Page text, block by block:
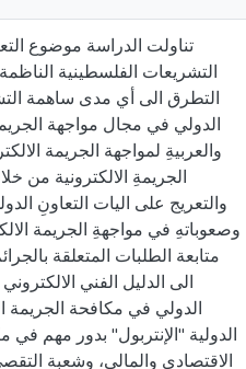
تناولت الدراسة موضوع
التشريعات الفلسطينية
التطرق الى أي مدى ساهمة
الدولي في مجال مواجهة
والعربيةِ لمواجهة الجريمة
الجريمةِ الالكترونية من
والتعريج على اليات التعاونِ
وصعوباتهِ في مواجهةِ الجريمة
متابعة الطلبات المتعلقة
الى الدليل الفني
الدولي في مكافحة الجريمة
الدولية "الإنتربول" بدور مهم
الاقتصادي والمالي، وشعبة